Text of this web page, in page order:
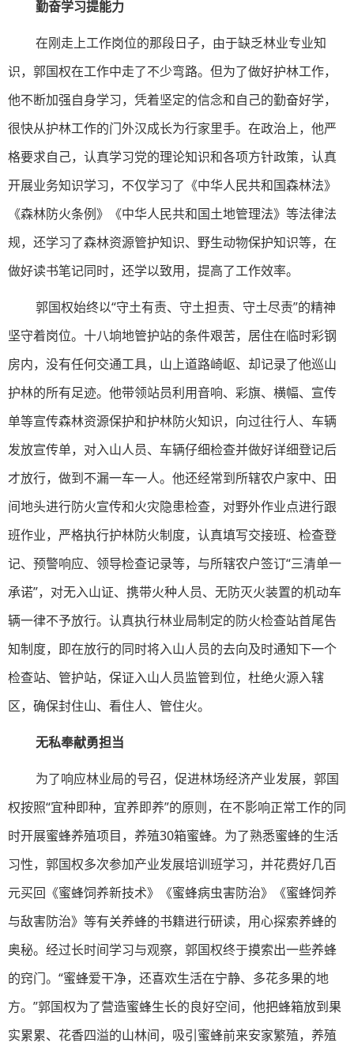
勤奋学习提能力
在刚走上工作岗位的那段日子，由于缺乏林业专业知
识，郭国权在工作中走了不少弯路。但为了做好护林工作，
他不断加强自身学习，凭着坚定的信念和自己的勤奋好学，
很快从护林工作的门外汉成长为行家里手。在政治上，他严
格要求自己，认真学习党的理论知识和各项方针政策，认真
开展业务知识学习，不仅学习了《中华人民共和国森林法》
《森林防火条例》《中华人民共和国土地管理法》等法律法
规，还学习了森林资源管护知识、野生动物保护知识等，在
做好读书笔记同时，还学以致用，提高了工作效率。
郭国权始终以“守土有责、守土担责、守土尽责”的精神
坚守着岗位。十八垧地管护站的条件艰苦，居住在临时彩钢
房内，没有任何交通工具，山上道路崎岖、却记录了他巡山
护林的所有足迹。他带领站员利用音响、彩旗、横幅、宣传
单等宣传森林资源保护和护林防火知识，向过往行人、车辆
发放宣传单，对入山人员、车辆仔细检查并做好详细登记后
才放行，做到不漏一车一人。他还经常到所辖农户家中、田
间地头进行防火宣传和火灾隐患检查，对野外作业点进行跟
班作业，严格执行护林防火制度，认真填写交接班、检查登
记、预警响应、领导检查记录等，与所辖农户签订“三清单一
承诺”，对无入山证、携带火种人员、无防灭火装置的机动车
辆一律不予放行。认真执行林业局制定的防火检查站首尾告
知制度，即在放行的同时将入山人员的去向及时通知下一个
检查站、管护站，保证入山人员监管到位，杜绝火源入辖
区，确保封住山、看住人、管住火。
无私奉献勇担当
为了响应林业局的号召，促进林场经济产业发展，郭国
权按照“宜种即种，宜养即养”的原则，在不影响正常工作的同
时开展蜜蜂养殖项目，养殖30箱蜜蜂。为了熟悉蜜蜂的生活
习性，郭国权多次参加产业发展培训班学习，并花费好几百
元买回《蜜蜂饲养新技术》《蜜蜂病虫害防治》《蜜蜂饲养
与敌害防治》等有关养蜂的书籍进行研读，用心探索养蜂的
奥秘。经过长时间学习与观察，郭国权终于摸索出一些养蜂
的窍门。“蜜蜂爱干净，还喜欢生活在宁静、多花多果的地
方。”郭国权为了营造蜜蜂生长的良好空间，他把蜂箱放到果
实累累、花香四溢的山林间，吸引蜜蜂前来安家繁殖，养殖